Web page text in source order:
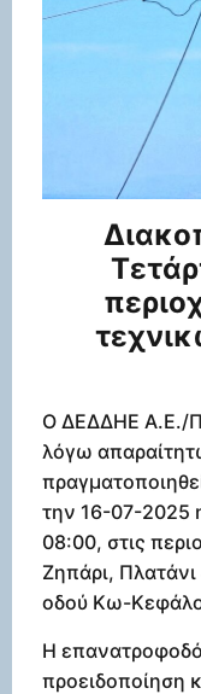
Ο ΔΕΔΔΗΕ Α.Ε./
λόγω
την 16-07-2025
08:00, στις
Ζηπάρι,
οδού Κω-
Η
προειδοποίηση